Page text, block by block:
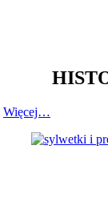
Więcej…